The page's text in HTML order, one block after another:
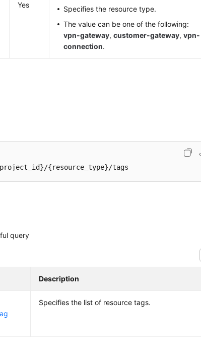
Yes
Specifies the resource type.
The value can be one of the following:
vpn-gateway,customer-gateway,vpn-
connection.
{resource_type}/tags
query
Description
Specifies the list of resource tags.